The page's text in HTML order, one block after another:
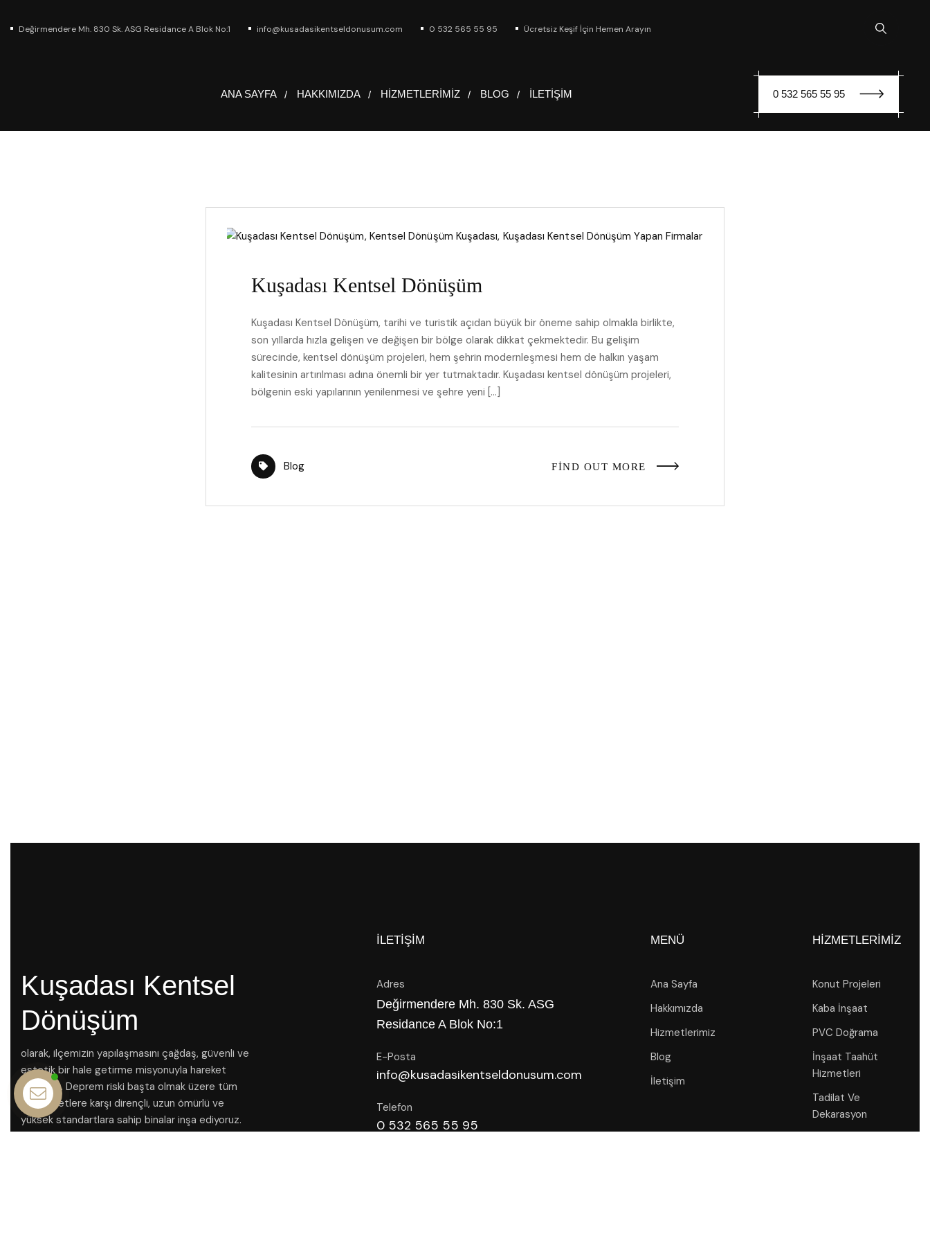
Değirmendere Mh. 830 Sk. ASG Residance A Blok No:1 info@kusadasikentseldonusum.com 0 532 565 55 95 Ücretsiz Keşif İçin Hemen Arayın
ANA SAYFA HAKKIMIZDA HIZMETLERIMIZ BLOG İLETIŞIM 0 532 565 55 95
Kuşadası Kentsel Dönüşüm
Kuşadası Kentsel Dönüşüm, tarihi ve turistik açıdan büyük bir öneme sahip olmakla birlikte,
son yıllarda hızla gelişen ve değişen bir bölge olarak dikkat çekmektedir. Bu gelişim
sürecinde, kentsel dönüşüm projeleri, hem şehrin modernleşmesi hem de halkın yaşam
kalitesinin artırılması adına önemli bir yer tutmaktadır. Kuşadası kentsel dönüşüm projeleri,
bölgenin eski yapılarının yenilenmesi ve şehre yeni […]
Blog FIND OUT MORE
Kuşadası Kentsel
Dönüşüm
olarak, ilçemizin yapılaşmasını çağdaş, güvenli ve
estetik bir hale getirme misyonuyla hareket
ediyoruz. Deprem riski başta olmak üzere tüm
doğal afetlere karşı dirençli, uzun ömürlü ve
yüksek standartlara sahip binalar inşa ediyoruz.
İLETIŞIM
Adres
Değirmendere Mh. 830 Sk. ASG
Residance A Blok No:1
E-Posta
info@kusadasikentseldonusum.com
Telefon
0 532 565 55 95
MENÜ
Ana Sayfa
Hakkımızda
Hizmetlerimiz
Blog
İletişim
HIZMETLERIMIZ
Konut Projeleri
Kaba İnşaat
PVC Doğrama
İnşaat Taahüt
Hizmetleri
Tadilat Ve
Dekarasyon
İletişim